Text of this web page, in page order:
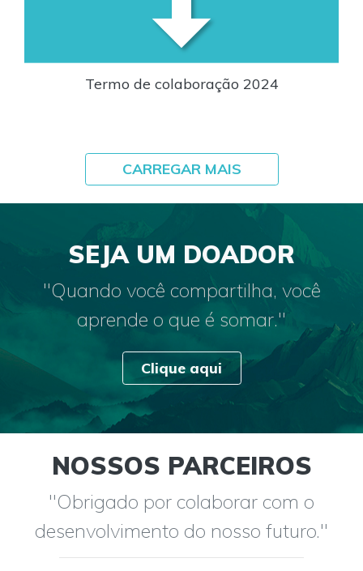
Termo de colaboração 2024
CARREGAR MAIS
SEJA UM DOADOR
"Quando você compartilha, você
aprende o que é somar."
Clique aqui
NOSSOS PARCEIROS
"Obrigado por colaborar com o
desenvolvimento do nosso futuro."